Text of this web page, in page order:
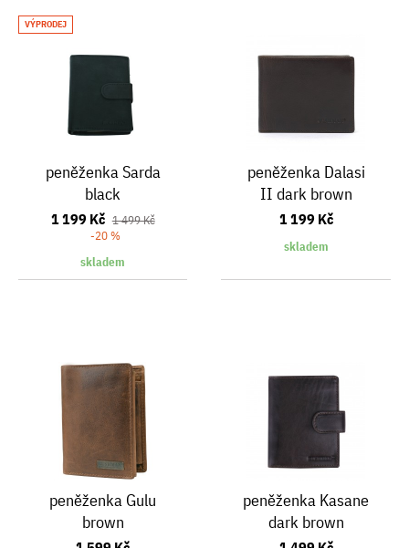
VÝPRODEJ
peněženka Sarda
black
1 199 Kč 1 499 Kč
-20 %
skladem
peněženka Dalasi
II dark brown
1 199 Kč
skladem
peněženka Gulu
brown
peněženka Kasane
dark brown